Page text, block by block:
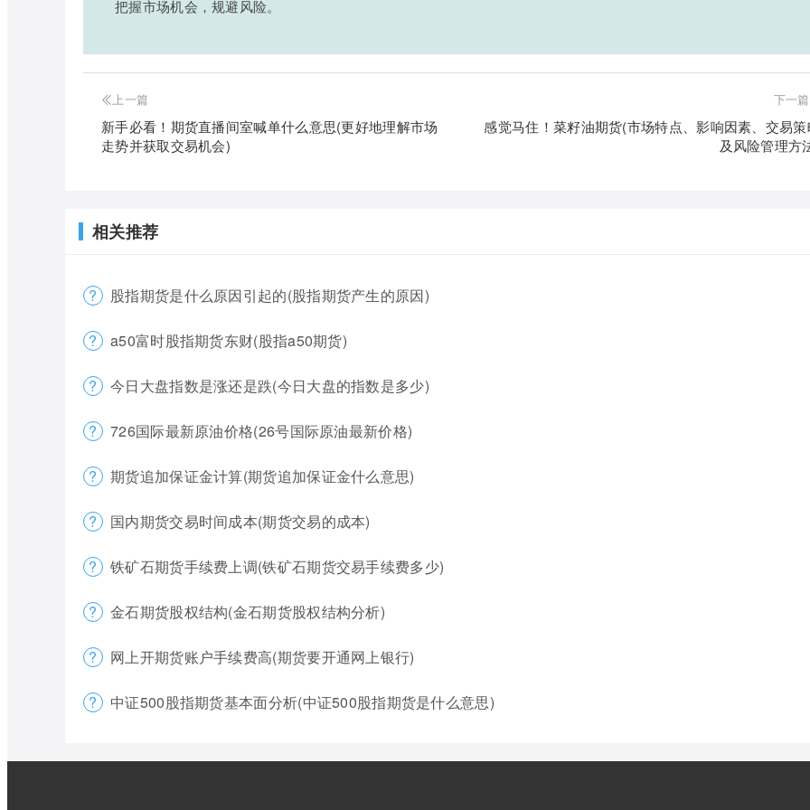
把握市场机会，规避风险。
上一篇
新手必看！期货直播间室喊单什么意思(更好地理解市场
走势并获取交易机会)
下一篇
感觉马住！菜籽油期货(市场特点、影响因素、交易
及风险管理方
相关推荐
股指期货是什么原因引起的(股指期货产生的原因)
a50富时股指期货东财(股指a50期货)
今日大盘指数是涨还是跌(今日大盘的指数是多少)
726国际最新原油价格(26号国际原油最新价格)
期货追加保证金计算(期货追加保证金什么意思)
国内期货交易时间成本(期货交易的成本)
铁矿石期货手续费上调(铁矿石期货交易手续费多少)
金石期货股权结构(金石期货股权结构分析)
网上开期货账户手续费高(期货要开通网上银行)
中证500股指期货基本面分析(中证500股指期货是什么意思)